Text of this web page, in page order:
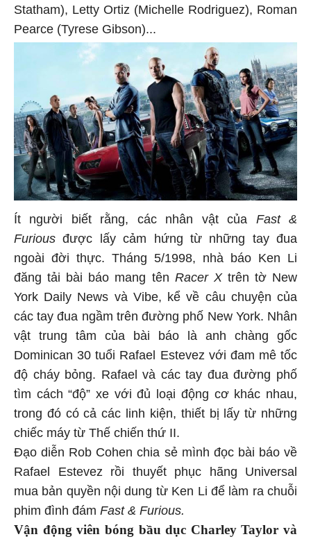
Statham), Letty Ortiz (Michelle Rodriguez), Roman
Pearce (Tyrese Gibson)...
Ít người biết rằng, các nhân vật của Fast &
Furious được lấy cảm hứng từ những tay đua
ngoài đời thực. Tháng 5/1998, nhà báo Ken Li
đăng tải bài báo mang tên Racer Xtrên tờ New
York Daily News và Vibe, kể về câu chuyện của
các tay đua ngầm trên đường phố New York. Nhân
vật trung tâm của bài báo là anh chàng gốc
Dominican 30 tuổi Rafael Estevez với đam mê tốc
độ cháy bỏng. Rafael và các tay đua đường phố
tìm cách “độ” xe với đủ loại động cơ khác nhau,
trong đó có cả các linh kiện, thiết bị lấy từ những
chiếc máy từ Thế chiến thứ II.
Đạo diễn Rob Cohen chia sẻ mình đọc bài báo về
Rafael Estevez rồi thuyết phục hãng Universal
mua bản quyền nội dung từ Ken Li để làm ra chuỗi
phim đình đám Fast & Furious.
Vận động viên bóng bầu dục Charley Taylor và